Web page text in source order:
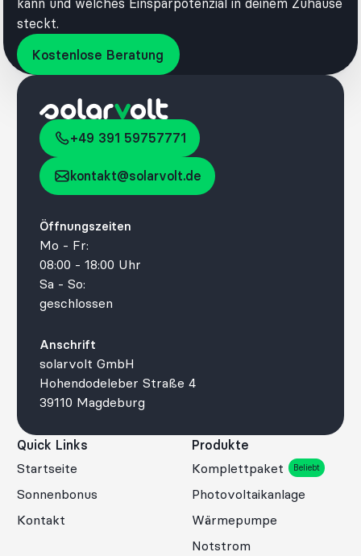
kann und welches Einsparpotenzial in deinem Zuhause
steckt.
Kostenlose Beratung
Kostenlose Beratung
+49 391 59757771
+49 391 59757771
kontakt@solarvolt.de
kontakt@solarvolt.de
Öffnungszeiten
Mo - Fr:
08:00 - 18:00 Uhr
Sa - So:
geschlossen
Anschrift
solarvolt GmbH
Hohendodeleber Straße 4
39110 Magdeburg
Quick Links
Startseite
Sonnenbonus
Kontakt
Produkte
Komplettpaket
Beliebt
Photovoltaikanlage
Wärmepumpe
Notstrom